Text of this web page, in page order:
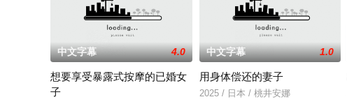
中文字幕 4.0
想要享受暴露式按摩的已婚女
子
中文字幕 1.0
用身体偿还的妻子
2025 / 日本 / 桃井安娜